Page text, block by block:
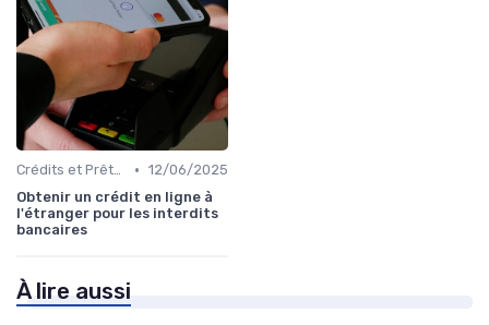
Crédits et Prêts Personnels • 12/06/2025
Obtenir un crédit en ligne à
l'étranger pour les interdits
bancaires
À lire aussi